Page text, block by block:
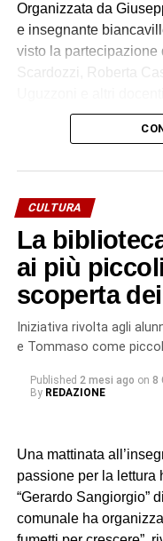
Organizzata da
e insegnante
visto la
Scardozzi, Roberta
scolastica Maria
l’attenzione dei
Attraverso il racconto
uomo che scelse la
costo della prigionia
hanno potuto toccare
drammatici della
«L’incontro con il
un’importante
«Attraverso il
complesso in modo
coinvolgente».
La didattica
Gli alunni hanno
CULTURA
La
ai più
scoperta
Iniziativa rivolta agli
e Tommaso come
Published 2 mesi ago on 8
By REDAZIONE
Una mattinata
passione per la lettura
“Gerardo Sangiorgio”
comunale ha